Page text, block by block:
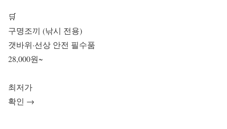
🛒
구명조끼 (낚시 전용)
갯바위·선상 안전 필수품
28,000원~
최저가
확인 →